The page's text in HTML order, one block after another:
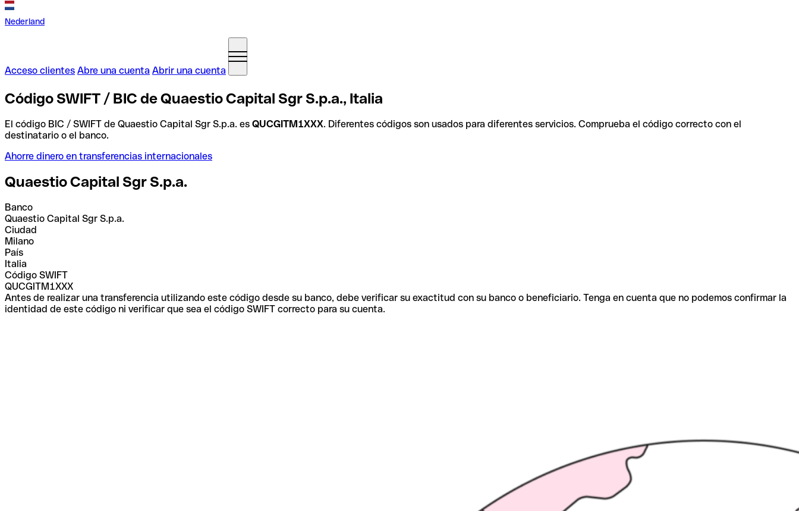
Nederland
Acceso clientes Abre una cuenta Abrir una cuenta
Código SWIFT / BIC de Quaestio Capital Sgr S.p.a., Italia
El código BIC / SWIFT de Quaestio Capital Sgr S.p.a. es QUCGITM1XXX. Diferentes códigos son usados para diferentes servicios. Comprueba el código correcto con el
destinatario o el banco.
Ahorre dinero en transferencias internacionales
Quaestio Capital Sgr S.p.a.
Banco
Quaestio Capital Sgr S.p.a.
Ciudad
Milano
País
Italia
Código SWIFT
QUCGITM1XXX
Antes de realizar una transferencia utilizando este código desde su banco, debe verificar su exactitud con su banco o beneficiario. Tenga en cuenta que no podemos confirmar la
identidad de este código ni verificar que sea el código SWIFT correcto para su cuenta.